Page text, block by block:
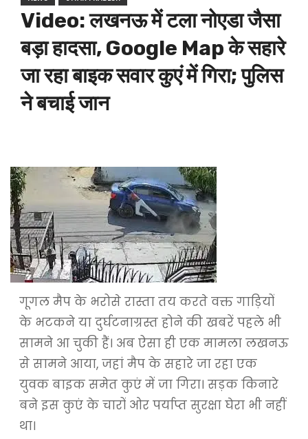
Video: लखनऊ में टला नोएडा जैसा
बड़ा हादसा, Google Map के सहारे
जा रहा बाइक सवार कुएं में गिरा; पुलिस
ने बचाई जान
गूगल मैप के भरोसे रास्ता तय करते वक्त गाड़ियों
के भटकने या दुर्घटनाग्रस्त होने की खबरें पहले भी
सामने आ चुकी हैं। अब ऐसा ही एक मामला लखनऊ
से सामने आया, जहां मैप के सहारे जा रहा एक
युवक बाइक समेत कुएं में जा गिरा। सड़क किनारे
बने इस कुएं के चारों ओर पर्याप्त सुरक्षा घेरा भी नहीं
था।